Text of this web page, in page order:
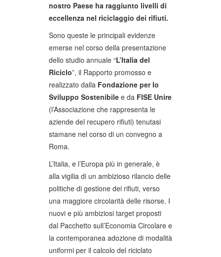
nostro Paese ha raggiunto livelli di
eccellenza nel riciclaggio dei rifiuti.
Sono queste le principali evidenze
emerse nel corso della presentazione
dello studio annuale “L’Italia del
Riciclo”, il Rapporto promosso e
realizzato dalla Fondazione per lo
Sviluppo Sostenibile e da FISE Unire
(l’Associazione che rappresenta le
aziende del recupero rifiuti) tenutasi
stamane nel corso di un convegno a
Roma.
L’Italia, e l’Europa più in generale, è
alla vigilia di un ambizioso rilancio delle
politiche di gestione dei rifiuti, verso
una maggiore circolarità delle risorse. I
nuovi e più ambiziosi target proposti
dal Pacchetto sull’Economia Circolare e
la contemporanea adozione di modalità
uniformi per il calcolo del riciclato